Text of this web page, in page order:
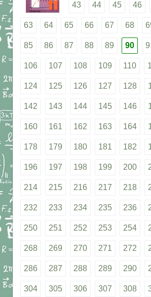
43 44 45 46
63 64 65 66 67 68
85 86 87 88 89 90
106 107 108 109 110
124 125 126 127 128
142 143 144 145 146
160 161 162 163 164
178 179 180 181 182
196 197 198 199 200
214 215 216 217 218
232 233 234 235 236
250 251 252 253 254
268 269 270 271 272
286 287 288 289 290
304 305 306 307 308